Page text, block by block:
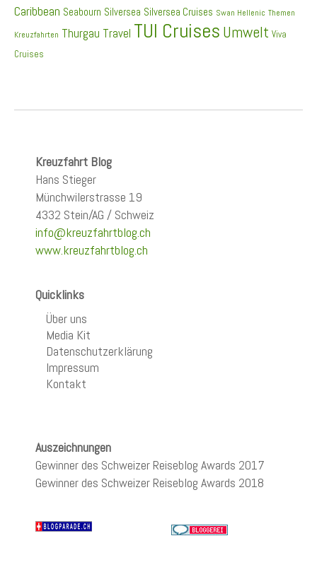
Caribbean Seabourn Silversea Silversea Cruises Swan Hellenic Themen
Kreuzfahrten Thurgau Travel TUI Cruises Umwelt Viva
Cruises
Kreuzfahrt Blog
Hans Stieger
Münchwilerstrasse 19
4332 Stein/AG / Schweiz
info@kreuzfahrtblog.ch
www.kreuzfahrtblog.ch
Quicklinks
Über uns
Media Kit
Datenschutzerklärung
Impressum
Kontakt
Auszeichnungen
Gewinner des Schweizer Reiseblog Awards 2017
Gewinner des Schweizer Reiseblog Awards 2018